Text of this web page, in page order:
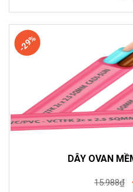
-29%
DÂY OVAN
15.988₫